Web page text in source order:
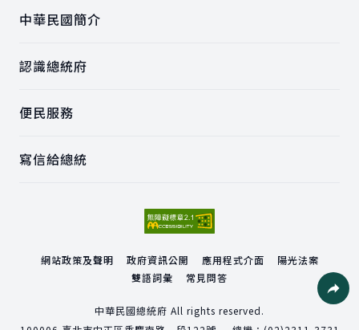
中華民國簡介
認識總統府
便民服務
寫信給總統
網站政策及聲明 政府資訊公開 應用程式介面
陽光法案
雙語詞彙
常見問答
中華民國總統府 All rights reserved.